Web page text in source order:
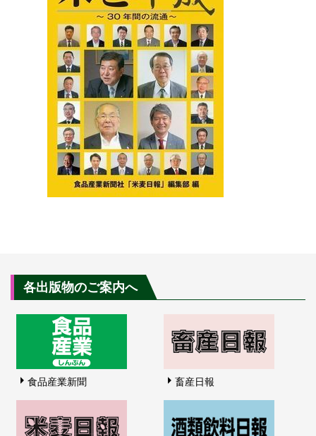
各出版物のご案内へ
食品産業新聞 畜産日報